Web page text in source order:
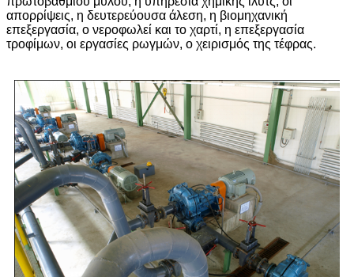
απορρίψεις, η δευτερεύουσα άλεση, η βιομηχανική
επεξεργασία, ο νεροφωλεί και το χαρτί, η επεξεργασία
τροφίμων, οι εργασίες ρωγμών, ο χειρισμός της τέφρας.